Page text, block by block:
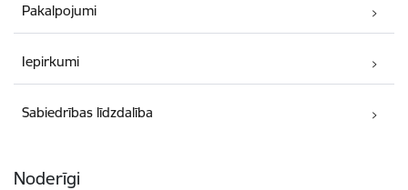
Pakalpojumi
Iepirkumi
Sabiedrības līdzdalība
Noderīgi